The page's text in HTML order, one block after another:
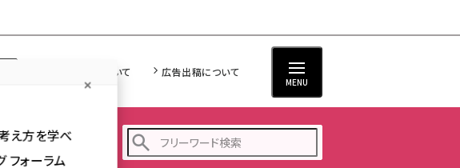
Web担について 広告出稿について
MENU
ベント から探す
え方を学べ
フォーラム